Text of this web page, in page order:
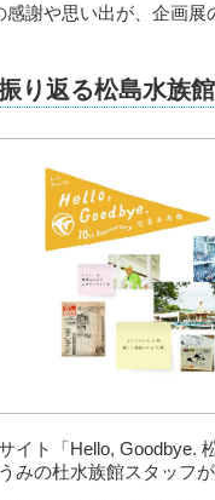
謝や思い出が、企画展
り返る松島水族
イト「Hello, Goodbye.
みの杜水族館スタッフ